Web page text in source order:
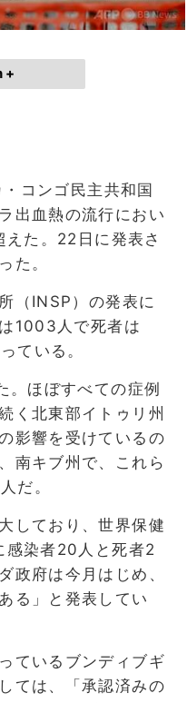
+
コンゴ民主共和国
出血熱の流行におい
た。22日に発表さ
た。
（INSP）の発表に
1003人で死者は
ている。
。ほぼすべての症例
く北東部イトゥリ州
影響を受けているの
南キブ州で、これら
だ。
しており、世界保健
感染者20人と死者2
政府は今月はじめ、
る」と発表してい
ているブンディブギ
ては、「承認済みの